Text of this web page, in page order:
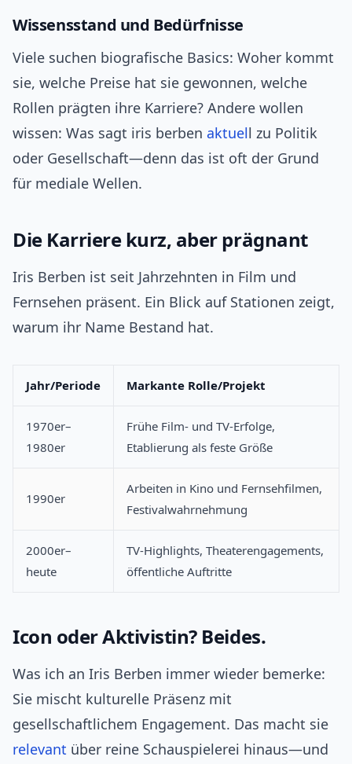
Wissensstand und Bedürfnisse
Viele suchen biografische Basics: Woher kommt
sie, welche Preise hat sie gewonnen, welche
Rollen prägten ihre Karriere? Andere wollen
wissen: Was sagt iris berben aktuell zu Politik
oder Gesellschaft—denn das ist oft der Grund
für mediale Wellen.
Die Karriere kurz, aber prägnant
Iris Berben ist seit Jahrzehnten in Film und
Fernsehen präsent. Ein Blick auf Stationen zeigt,
warum ihr Name Bestand hat.
Jahr/Periode Markante Rolle/Projekt
1970er–
1980er
Frühe Film- und TV-Erfolge,
Etablierung als feste Größe
1990er
Arbeiten in Kino und Fernsehfilmen,
Festivalwahrnehmung
2000er–
heute
TV-Highlights, Theaterengagements,
öffentliche Auftritte
Icon oder Aktivistin? Beides.
Was ich an Iris Berben immer wieder bemerke:
Sie mischt kulturelle Präsenz mit
gesellschaftlichem Engagement. Das macht sie
relevant über reine Schauspielerei hinaus—und